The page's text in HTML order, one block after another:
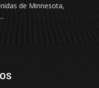
de Minnesota,